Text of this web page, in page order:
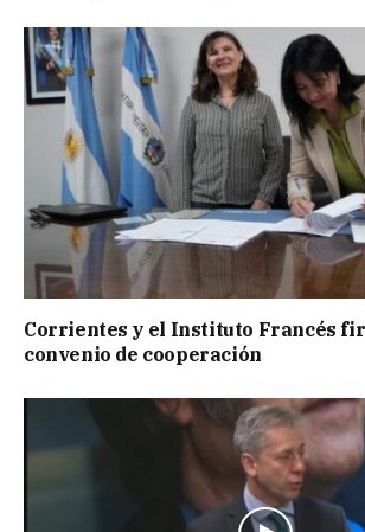
Corrientes y el Instituto Francés
convenio de cooperación